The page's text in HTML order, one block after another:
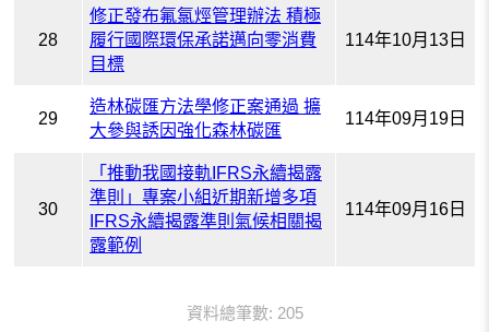
28
修正發布氟氯烴管理辦法 積極
履行國際環保承諾邁向零消費
目標
114年10月13日
29
造林碳匯方法學修正案通過 擴
大參與誘因強化森林碳匯
114年09月19日
30
「推動我國接軌IFRS永續揭露
準則」專案小組近期新增多項
IFRS永續揭露準則氣候相關揭
露範例
114年09月16日
資料總筆數: 205